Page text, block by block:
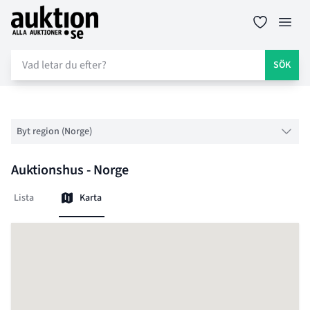
Auktion.se
SÖK
Byt region (Norge)
Auktionshus - Norge
Lista Karta